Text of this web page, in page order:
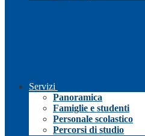
Servizi
Panoramica
Famiglie e studenti
Personale scolastico
Percorsi di studio